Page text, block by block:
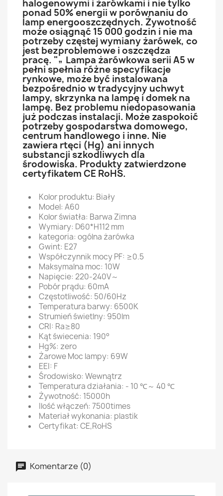
halogenowymi i żarówkami i nie tylko
ponad 50% energii w porównaniu do
lamp energooszczędnych. Żywotność
może osiągnąć 15 000 godzin i nie ma
potrzeby częstej wymiany żarówek, co
jest bezproblemowe i oszczędza
pracę. "„ Lampa żarówkowa serii A5 w
pełni spełnia różne specyfikacje
rynkowe, może być instalowana
bezpośrednio w tradycyjny uchwyt
lampy, skrzynka na lampę i domek na
lampę. Bez problemu niedopasowania
już podczas instalacji. Może zaspokoić
potrzeby gospodarstwa domowego,
centrum handlowego i inne. Nie
zawiera rtęci (Hg) ani innych
substancji szkodliwych dla
środowiska. Produkty zatwierdzone
certyfikatem CE RoHS.
Kolor produktu: Biały
Model: A60
Kolor światła: Barwa Zimna
Wymiary: D60*H112 mm
kategoria: ogólna żarówka
Gwint: E27
Współczynnik mocy PF: ≥0.5
Maksymalna moc: 10W
Napięcie: 220-240V～
Pobór prądu: 60mA
Częstotliwość: 50/60Hz
Temperatura barwy: 6500K
Strumień świetlny: 950lm
CRI: Ra≥80
Kąt świecenia: 190°
Hg%: zero
Żarowe Moc lampy: 69W
EEI: F
Środowisko: Wewnątrz
Temperatura działania: - 10 ℃～ 40 ℃
Żywotność: 15000h
Ilość włączeń: 7500times
Materiał wykonania: plastik
Certyfikat: CE,RoHS
Komentarze (0)